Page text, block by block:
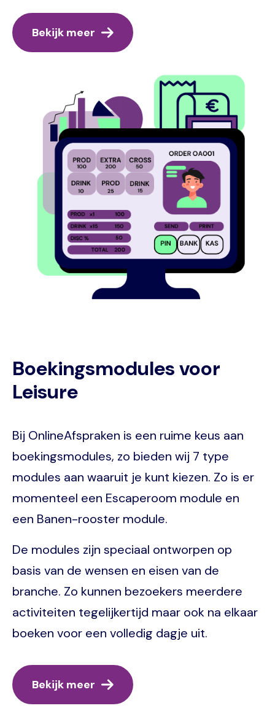
Bekijk meer
Boekingsmodules voor
Leisure
Bij OnlineAfspraken is een ruime keus aan
boekingsmodules, zo bieden wij 7 type
modules aan waaruit je kunt kiezen. Zo is er
momenteel een Escaperoom module en
een Banen-rooster module.
De modules zijn speciaal ontworpen op
basis van de wensen en eisen van de
branche. Zo kunnen bezoekers meerdere
activiteiten tegelijkertijd maar ook na elkaar
boeken voor een volledig dagje uit.
Bekijk meer